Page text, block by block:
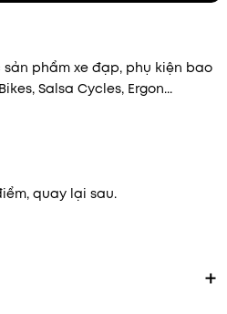
phẩm xe đạp, phụ kiện bao
Salsa Cycles, Ergon...
quay lại sau.